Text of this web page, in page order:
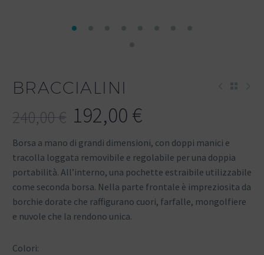
BRACCIALINI
240,00€ 192,00 €
Borsa a mano di grandi dimensioni, con doppi manici e
tracolla loggata removibile e regolabile per una doppia
portabilità. All’interno, una pochette estraibile utilizzabile
come seconda borsa. Nella parte frontale è impreziosita da
borchie dorate che raffigurano cuori, farfalle, mongolfiere
e nuvole che la rendono unica.
Colori